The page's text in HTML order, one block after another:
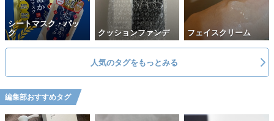
シートマスク・パッ
ク
クッションファンデ フェイスクリーム
人気のタグをもっとみる
編集部おすすめタグ